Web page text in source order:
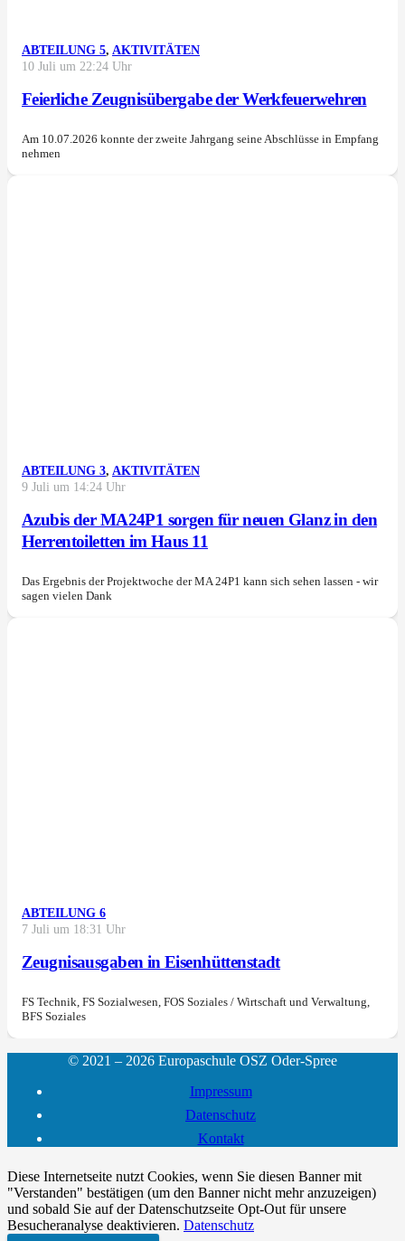
ABTEILUNG 5, AKTIVITÄTEN
10 Juli um 22:24 Uhr
Feierliche Zeugnisübergabe der Werkfeuerwehren
Am 10.07.2026 konnte der zweite Jahrgang seine Abschlüsse in Empfang
nehmen
ABTEILUNG 3, AKTIVITÄTEN
9 Juli um 14:24 Uhr
Azubis der MA24P1 sorgen für neuen Glanz in den
Herrentoiletten im Haus 11
Das Ergebnis der Projektwoche der MA 24P1 kann sich sehen lassen - wir
sagen vielen Dank
ABTEILUNG 6
7 Juli um 18:31 Uhr
Zeugnisausgaben in Eisenhüttenstadt
FS Technik, FS Sozialwesen, FOS Soziales / Wirtschaft und Verwaltung,
BFS Soziales
© 2021 – 2026 Europaschule OSZ Oder-Spree
Impressum
Datenschutz
Kontakt
Diese Internetseite nutzt Cookies, wenn Sie diesen Banner mit
"Verstanden" bestätigen (um den Banner nicht mehr anzuzeigen)
und sobald Sie auf der Datenschutzseite Opt-Out für unsere
Besucheranalyse deaktivieren. Datenschutz